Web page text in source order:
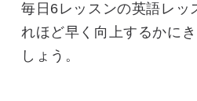
毎日6レッスンの英語レッ
れほど早く向上するかに
しょう。